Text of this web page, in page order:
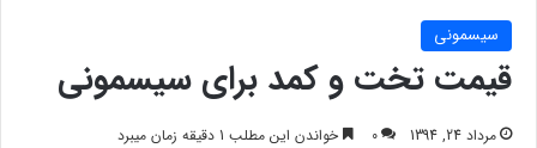
سیسمونی
قیمت تخت و کمد برای سیسمونی
مرداد 24, 1394 0 خواندن این مطلب 1 دقیقه زمان میبرد